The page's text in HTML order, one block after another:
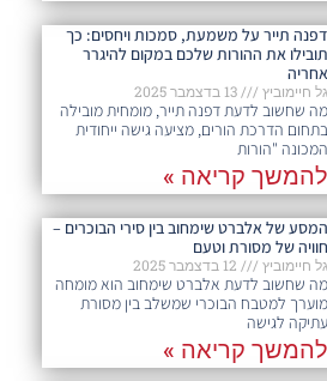
דפנה תייר על משמעת, סמכות ויחסים: כך
תובילו את ההורות שלכם במקום להיגרר
אחריה
גל חיימוביץ 13 בדצמבר 2025
מה שחשוב לדעת דפנה תייר, מומחית מובילה
בתחום הדרכת הורים, מציעה גישה ייחודית
המכונה "הורות
להמשך קריאה »
המסע של אלברט שימחוב בין סירי הבוכרים –
חוויה של מסורת וטעם
גל חיימוביץ 12 בדצמבר 2025
מה שחשוב לדעת אלברט שימחוב הוא מומחה
מוערך למטבח הבוכרי שמשלב בין מסורת
עתיקה לגישה
להמשך קריאה »